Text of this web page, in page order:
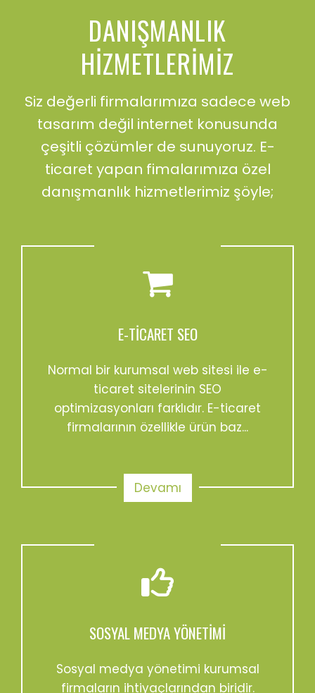
DANIŞMANLIK
HIZMETLERIMIZ
Siz değerli firmalarımıza sadece web
tasarım değil internet konusunda
çeşitli çözümler de sunuyoruz. E-
ticaret yapan fimalarımıza özel
danışmanlık hizmetlerimiz şöyle;
E-TICARET SEO
Normal bir kurumsal web sitesi ile e-
ticaret sitelerinin SEO
optimizasyonları farklıdır. E-ticaret
firmalarının özellikle ürün baz...
Devamı
SOSYAL MEDYA YÖNETIMI
Sosyal medya yönetimi kurumsal
firmaların ihtiyaçlarından biridir.